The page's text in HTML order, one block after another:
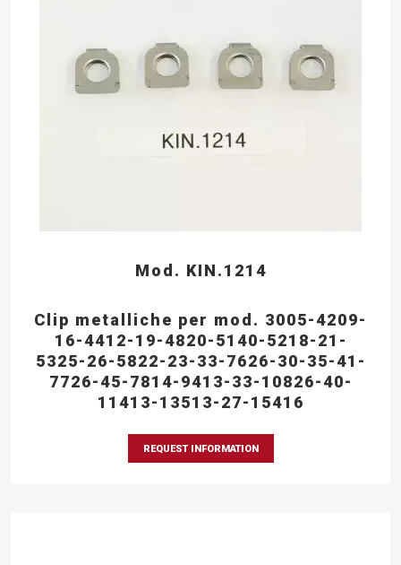
Mod. KIN.1214
Clip metalliche per mod. 3005-4209-
16-4412-19-4820-5140-5218-21-
5325-26-5822-23-33-7626-30-35-41-
7726-45-7814-9413-33-10826-40-
11413-13513-27-15416
REQUEST INFORMATION